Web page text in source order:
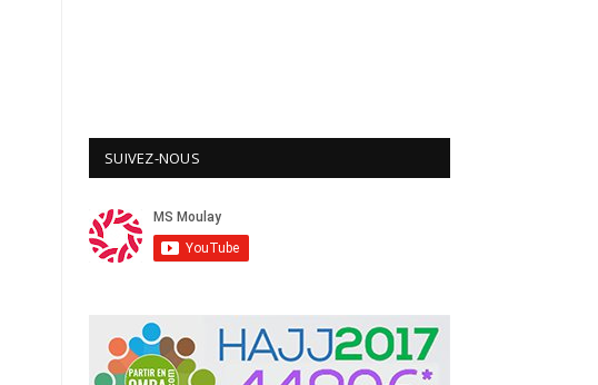
SUIVEZ-NOUS